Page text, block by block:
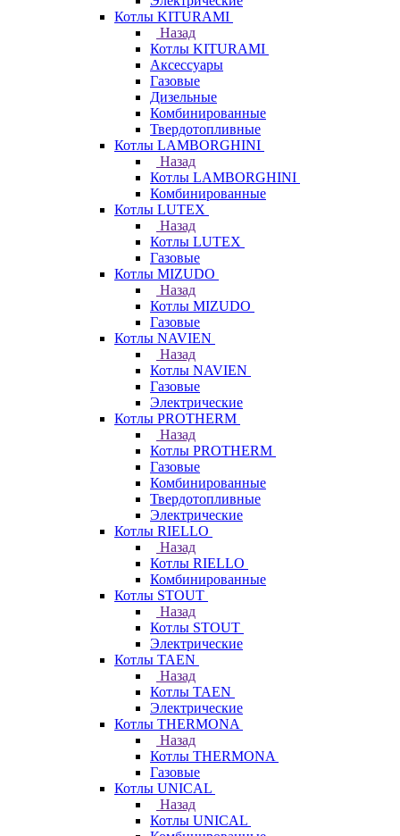
Котлы KITURAMI
Назад
Котлы KITURAMI
Аксессуары
Газовые
Дизельные
Комбинированные
Твердотопливные
Котлы LAMBORGHINI
Назад
Котлы LAMBORGHINI
Комбинированные
Котлы LUTEX
Назад
Котлы LUTEX
Газовые
Котлы MIZUDO
Назад
Котлы MIZUDO
Газовые
Котлы NAVIEN
Назад
Котлы NAVIEN
Газовые
Электрические
Котлы PROTHERM
Назад
Котлы PROTHERM
Газовые
Комбинированные
Твердотопливные
Электрические
Котлы RIELLO
Назад
Котлы RIELLO
Комбинированные
Котлы STOUT
Назад
Котлы STOUT
Электрические
Котлы TAEN
Назад
Котлы TAEN
Электрические
Котлы THERMONA
Назад
Котлы THERMONA
Газовые
Котлы UNICAL
Назад
Котлы UNICAL